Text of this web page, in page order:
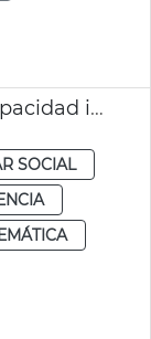
Vacunaciones personas discapacidad intelectual
SOCIAL